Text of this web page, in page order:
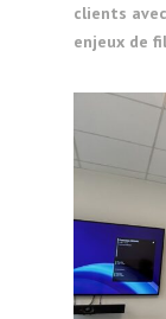
clients
enjeux de